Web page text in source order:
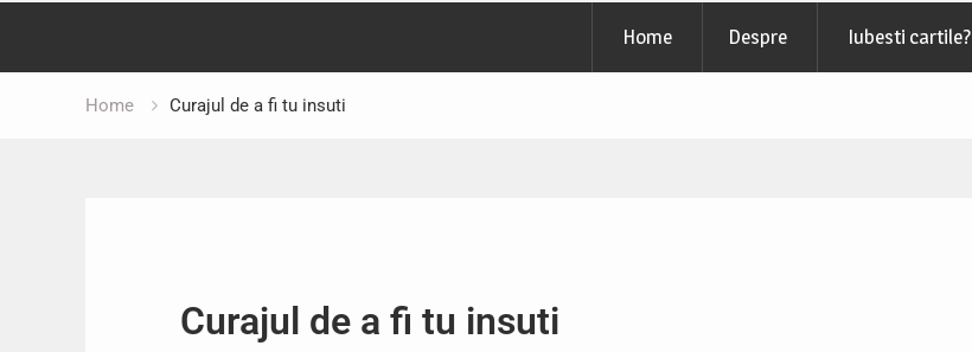
Home Despre Iubesti cartile?
Home Curajul de a fi tu insuti
Curajul de a fi tu insuti